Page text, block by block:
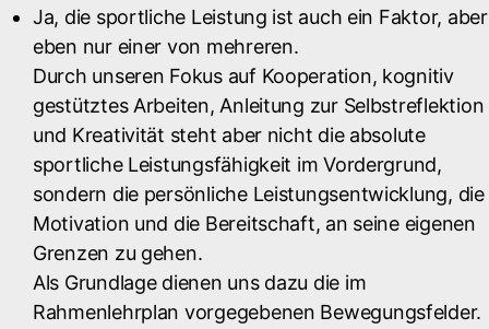
Ja, die sportliche Leistung ist auch ein Faktor, aber
eben nur einer von mehreren.
Durch unseren Fokus auf Kooperation, kognitiv
gestütztes Arbeiten, Anleitung zur Selbstreflektion
und Kreativität steht aber nicht die absolute
sportliche Leistungsfähigkeit im Vordergrund,
sondern die persönliche Leistungsentwicklung, die
Motivation und die Bereitschaft, an seine eigenen
Grenzen zu gehen.
Als Grundlage dienen uns dazu die im
Rahmenlehrplan vorgegebenen Bewegungsfelder.